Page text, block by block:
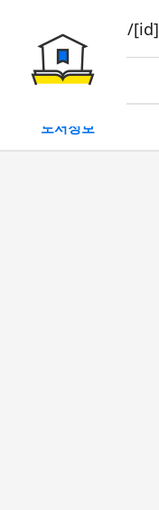
book/rent/[id]
대여
도서정보